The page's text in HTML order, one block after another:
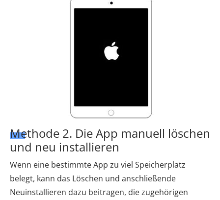
Methode 2. Die App manuell löschen
und neu installieren
Wenn eine bestimmte App zu viel Speicherplatz
belegt, kann das Löschen und anschließende
Neuinstallieren dazu beitragen, die zugehörigen